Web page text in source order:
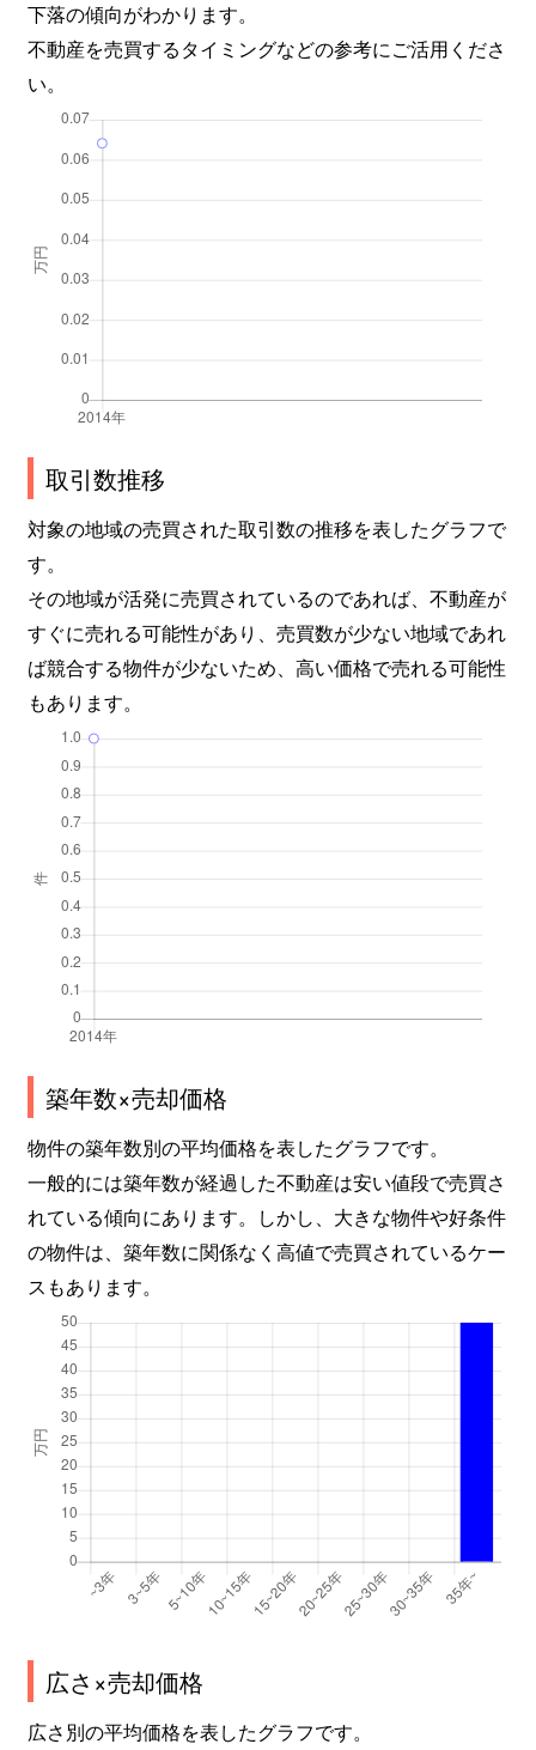
下落の傾向がわかります。
不動産を売買するタイミングなどの参考にご活用くださ
い。
取引数推移
対象の地域の売買された取引数の推移を表したグラフで
す。
その地域が活発に売買されているのであれば、不動産が
すぐに売れる可能性があり、売買数が少ない地域であれ
ば競合する物件が少ないため、高い価格で売れる可能性
もあります。
築年数×売却価格
物件の築年数別の平均価格を表したグラフです。
一般的には築年数が経過した不動産は安い値段で売買さ
れている傾向にあります。しかし、大きな物件や好条件
の物件は、築年数に関係なく高値で売買されているケー
スもあります。
広さ×売却価格
広さ別の平均価格を表したグラフです。